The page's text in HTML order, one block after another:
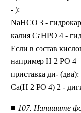
- ):
NaHCО 3 -
калия СаНРО 4 -
Если в состав
например Н 2 РО 4
приставка ди-
Са(Н 2 РО 4) 2 -
■ 107. Напишите